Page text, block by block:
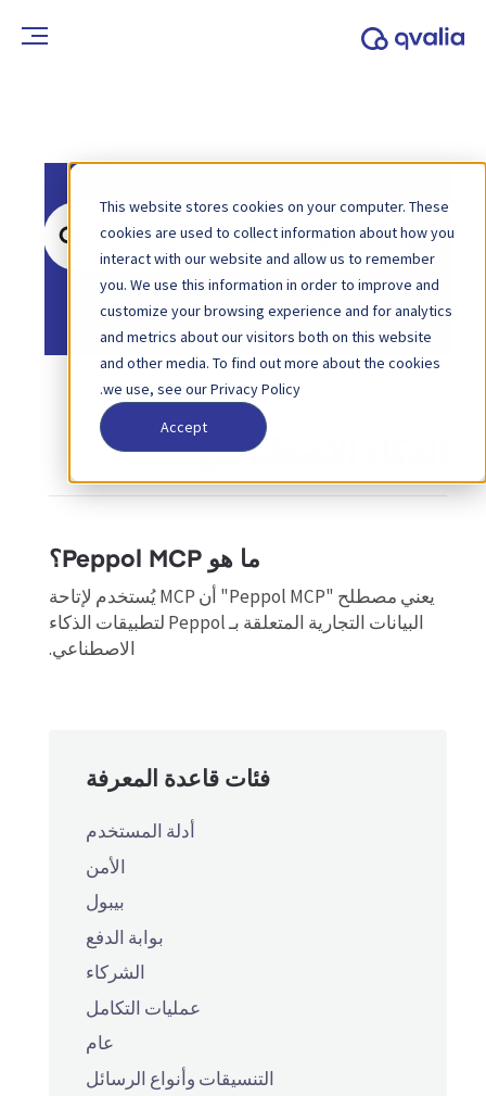
This website stores cookies on your computer. These
cookies are used to collect information about how you
interact with our website and allow us to remember
you. We use this information in order to improve and
customize your browsing experience and for analytics
and metrics about our visitors both on this website
and other media. To find out more about the cookies
we use, see our Privacy Policy.
Accept
ابحث
عن
الصفحة الرئيسية قاعدة المعرفة
الذكاء الاصطناعي
ما هو Peppol MCP؟
يعني مصطلح "Peppol MCP" أن MCP يُستخدم لإتاحة
البيانات التجارية المتعلقة بـ Peppol لتطبيقات الذكاء
الاصطناعي.
فئات قاعدة المعرفة
أدلة المستخدم
الأمن
بيبول
بوابة الدفع
الشركاء
عمليات التكامل
عام
التنسيقات وأنواع الرسائل